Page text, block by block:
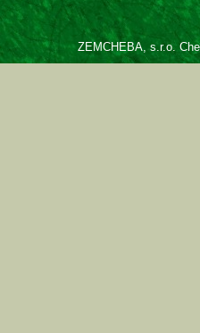
ZEMCHEBA, s.r.o.